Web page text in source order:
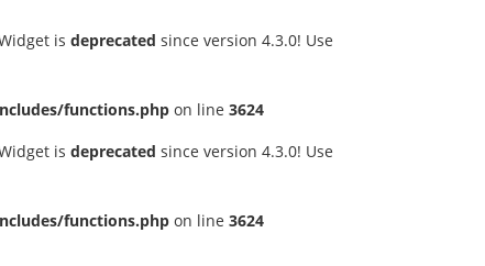
is deprecated since version 4.3.0! Use
functions.php on line 3624
is deprecated since version 4.3.0! Use
functions.php on line 3624